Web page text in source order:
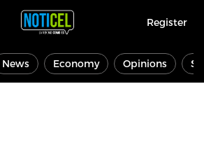
Register
News Economy Opinions